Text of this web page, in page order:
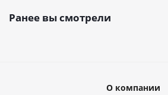
Ранее вы смотрели
О компании